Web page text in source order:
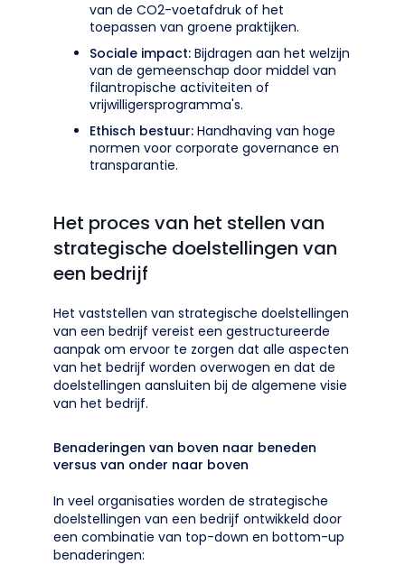
van de CO2-voetafdruk of het
toepassen van groene praktijken.
Sociale impact: Bijdragen aan het welzijn
van de gemeenschap door middel van
filantropische activiteiten of
vrijwilligersprogramma's.
Ethisch bestuur: Handhaving van hoge
normen voor corporate governance en
transparantie.
Het proces van het stellen van
strategische doelstellingen van
een bedrijf
Het vaststellen van strategische doelstellingen
van een bedrijf vereist een gestructureerde
aanpak om ervoor te zorgen dat alle aspecten
van het bedrijf worden overwogen en dat de
doelstellingen aansluiten bij de algemene visie
van het bedrijf.
Benaderingen van boven naar beneden
versus van onder naar boven
In veel organisaties worden de strategische
doelstellingen van een bedrijf ontwikkeld door
een combinatie van top-down en bottom-up
benaderingen: